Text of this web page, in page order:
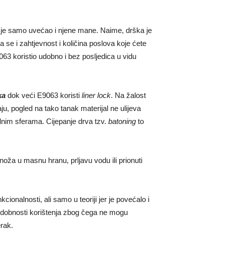
samo uvećao i njene mane. Naime, drška je
se i zahtjevnost i količina poslova koje ćete
koristio udobno i bez posljedica u vidu
dok veći E9063 koristi liner lock. Na žalost
pogled na tako tanak materijal ne ulijeva
sferama. Cijepanje drva tzv. batoning to
u masnu hranu, prljavu vodu ili prionuti
ali samo u teoriji jer je povećalo i
korištenja zbog čega ne mogu